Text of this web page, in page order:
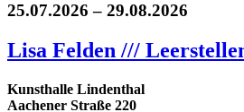
25.07.2026 – 29.08.2026
Lisa Felden ///
Kunsthalle Lindenthal
Aachener Straße 220